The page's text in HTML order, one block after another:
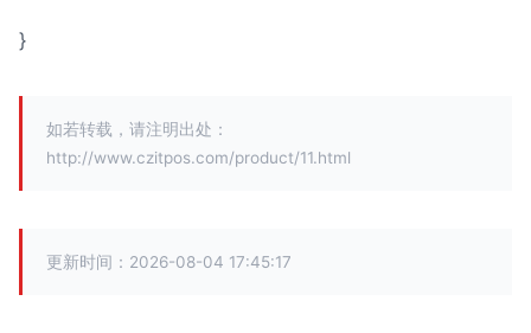
}
如若转载，请注明出处：
http://www.czitpos.com/product/11.html
更新时间：2026-08-04 17:45:17